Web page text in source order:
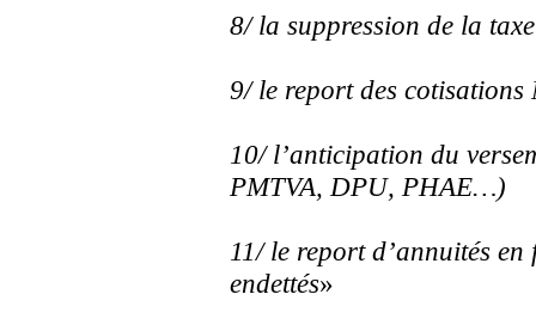
8/ la suppression de la
9/ le report des cotisations
10/ l’anticipation du
PMTVA, DPU, PHAE…)
11/ le report d’annuités
endettés»